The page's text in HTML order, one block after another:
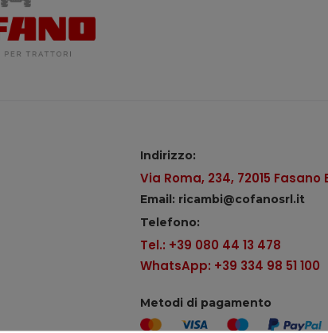
Indirizzo:
Via Roma, 234, 72015 Fasano
Email: ricambi@cofanosrl.it
Telefono:
Tel.: +39 080 44 13 478
WhatsApp: +39 334 98 51 100
Metodi di pagamento